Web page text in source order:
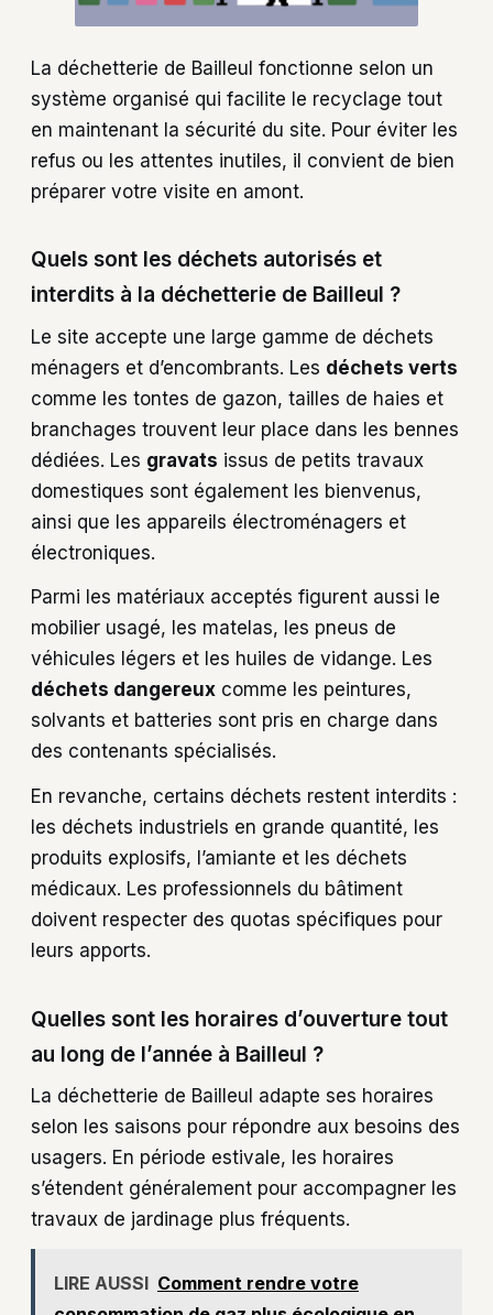
La déchetterie de Bailleul fonctionne selon un
système organisé qui facilite le recyclage tout
en maintenant la sécurité du site. Pour éviter les
refus ou les attentes inutiles, il convient de bien
préparer votre visite en amont.
Quels sont les déchets autorisés et
interdits à la déchetterie de Bailleul ?
Le site accepte une large gamme de déchets
ménagers et d’encombrants. Les déchets verts
comme les tontes de gazon, tailles de haies et
branchages trouvent leur place dans les bennes
dédiées. Les gravats issus de petits travaux
domestiques sont également les bienvenus,
ainsi que les appareils électroménagers et
électroniques.
Parmi les matériaux acceptés figurent aussi le
mobilier usagé, les matelas, les pneus de
véhicules légers et les huiles de vidange. Les
déchets dangereux comme les peintures,
solvants et batteries sont pris en charge dans
des contenants spécialisés.
En revanche, certains déchets restent interdits :
les déchets industriels en grande quantité, les
produits explosifs, l’amiante et les déchets
médicaux. Les professionnels du bâtiment
doivent respecter des quotas spécifiques pour
leurs apports.
Quelles sont les horaires d’ouverture tout
au long de l’année à Bailleul ?
La déchetterie de Bailleul adapte ses horaires
selon les saisons pour répondre aux besoins des
usagers. En période estivale, les horaires
s’étendent généralement pour accompagner les
travaux de jardinage plus fréquents.
LIRE AUSSI Comment rendre votre